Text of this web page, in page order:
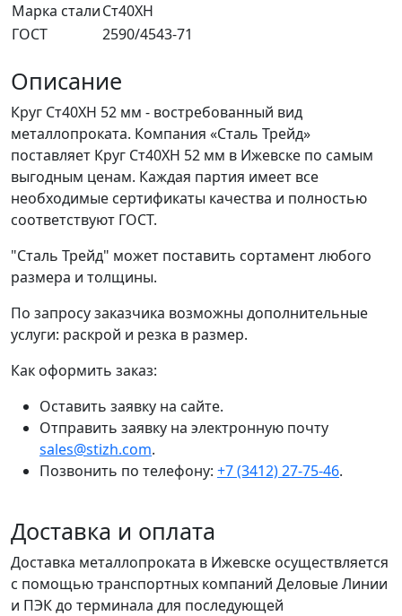
Марка сталиСт40ХН
ГОСТ
2590/4543-71
Описание
Круг Ст40ХН 52 мм - востребованный вид
металлопроката. Компания «Сталь Трейд»
поставляет Круг Ст40ХН 52 мм в Ижевске по самым
выгодным ценам. Каждая партия имеет все
необходимые сертификаты качества и полностью
соответствуют ГОСТ.
"Сталь Трейд" может поставить сортамент любого
размера и толщины.
По запросу заказчика возможны дополнительные
услуги: раскрой и резка в размер.
Как оформить заказ:
Оставить заявку на сайте.
Отправить заявку на электронную почту
sales@stizh.com.
Позвонить по телефону: +7 (3412) 27-75-46.
Доставка и оплата
Доставка металлопроката в Ижевске осуществляется
с помощью транспортных компаний Деловые Линии
и ПЭК до терминала для последующей